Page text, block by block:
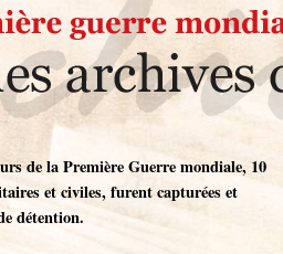
de la Première Guerre mondiale, 10
et civiles, furent capturées et
détention.